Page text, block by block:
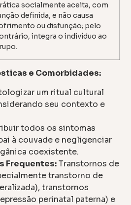
socialmente aceita, com
definida, e não causa
ou disfunção; pelo
integra o indivíduo ao
e Comorbidades:
um ritual cultural
seu contexto e
todos os sintomas
à couvade e negligenciar
coexistente.
Frequentes:Transtornos de
transtorno de
transtornos
perinatal paterna) e